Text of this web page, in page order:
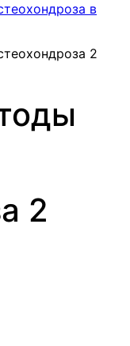
в
2
2